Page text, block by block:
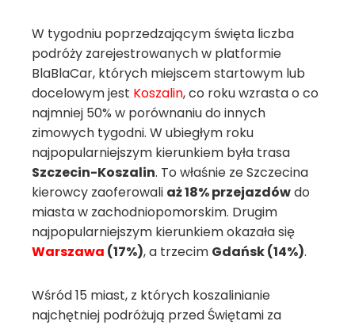
W tygodniu poprzedzającym święta liczba
podróży zarejestrowanych w platformie
BlaBlaCar, których miejscem startowym lub
docelowym jest Koszalin, co roku wzrasta o co
najmniej 50% w porównaniu do innych
zimowych tygodni. W ubiegłym roku
najpopularniejszym kierunkiem była trasa
Szczecin-Koszalin. To właśnie ze Szczecina
kierowcy zaoferowali aż 18% przejazdówdo
miasta w zachodniopomorskim. Drugim
najpopularniejszym kierunkiem okazała się
Warszawa (17%), a trzecim Gdańsk (14%).
Wśród 15 miast, z których koszalinianie
najchętniej podróżują przed Świętami za